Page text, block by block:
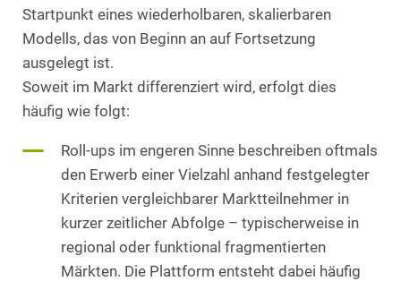
Startpunkt eines wiederholbaren, skalierbaren
Modells, das von Beginn an auf Fortsetzung
ausgelegt ist.
Soweit im Markt differenziert wird, erfolgt dies
häufig wie folgt:
Roll-ups im engeren Sinne beschreiben oftmals
den Erwerb einer Vielzahl anhand festgelegter
Kriterien vergleichbarer Marktteilnehmer in
kurzer zeitlicher Abfolge – typischerweise in
regional oder funktional fragmentierten
Märkten. Die Plattform entsteht dabei häufig